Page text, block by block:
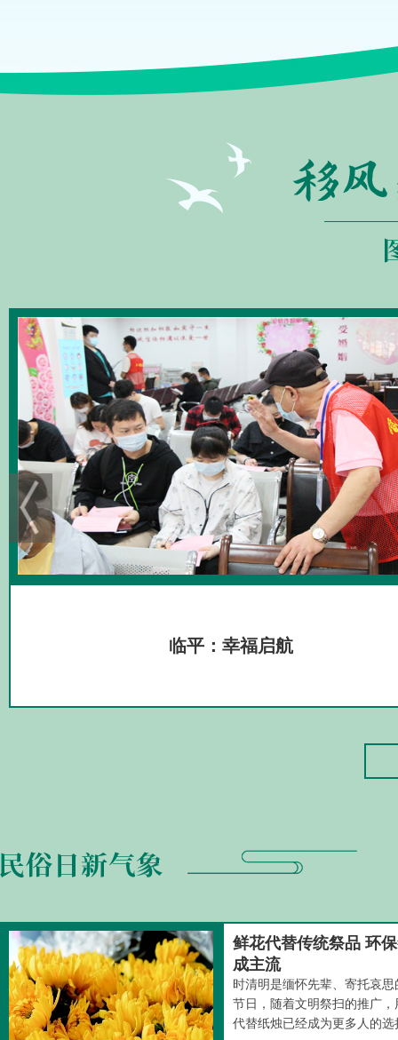
临平：幸福启航
鲜花代替传统祭品 环
成主流
时清明是缅怀先辈、寄托哀思
节日，随着文明祭扫的推广，
代替纸烛已经成为更多人的选